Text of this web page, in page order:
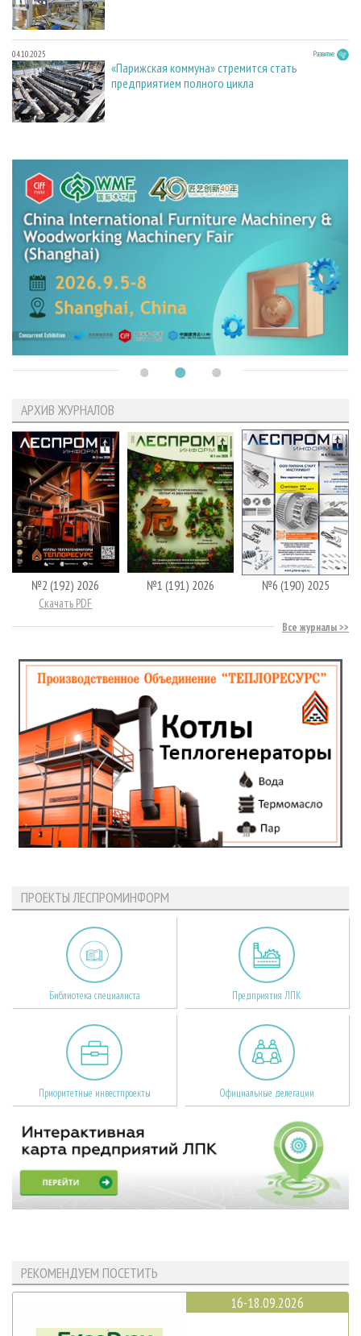
04.10.2025 Развитие
«Парижская коммуна» стремится стать
предприятием полного цикла
АРХИВ ЖУРНАЛОВ
№2 (192) 2026
Скачать PDF
№1 (191) 2026 №6 (190) 2025
Все журналы
ПРОЕКТЫ ЛЕСПРОМИНФОРМ
Библиотека специалиста Предприятия ЛПК
Приоритетные инвестпроекты Официальные делегации
РЕКОМЕНДУЕМ ПОСЕТИТЬ
16-18.09.2026